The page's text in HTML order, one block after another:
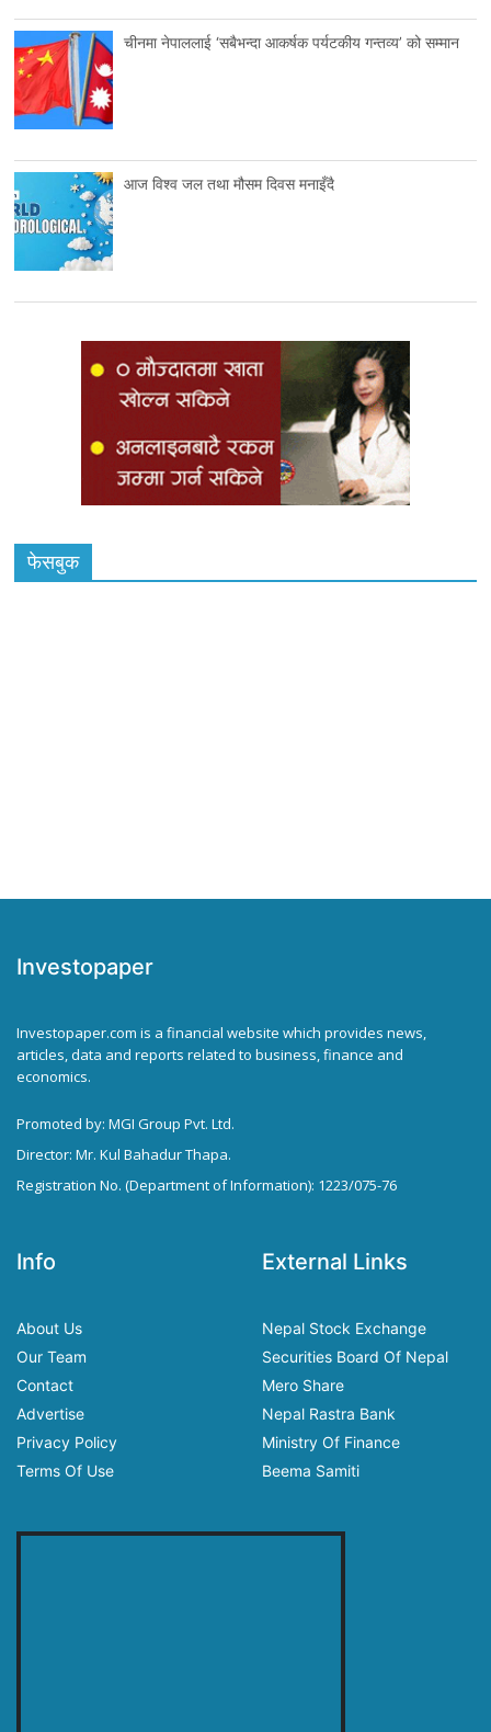
चीनमा नेपाललाई ‘सबैभन्दा आकर्षक पर्यटकीय गन्तव्य’ को सम्मान
आज विश्व जल तथा मौसम दिवस मनाइँदै
फेसबुक
Investopaper
Investopaper.com is a financial website which provides news,
articles, data and reports related to business, finance and
economics.
Promoted by: MGI Group Pvt. Ltd.
Director: Mr. Kul Bahadur Thapa.
Registration No. (Department of Information): 1223/075-76
Info
About Us
Our Team
Contact
Advertise
Privacy Policy
Terms Of Use
External Links
Nepal Stock Exchange
Securities Board Of Nepal
Mero Share
Nepal Rastra Bank
Ministry Of Finance
Beema Samiti